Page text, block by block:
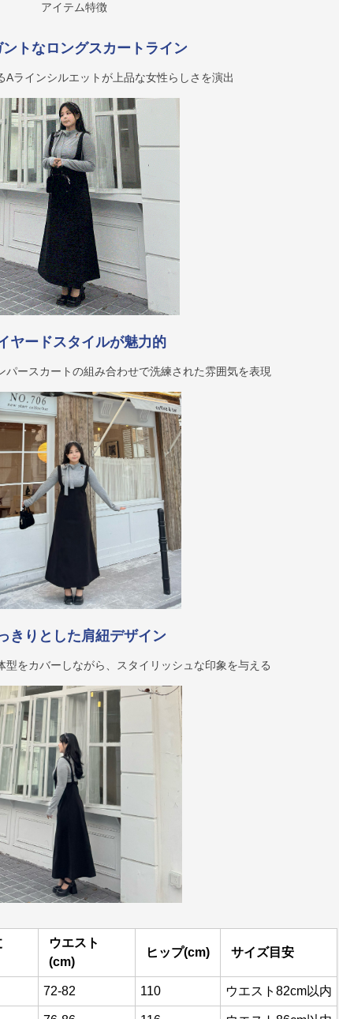
アイテム特徴
ントなロングスカートライン
Aラインシルエットが上品な女性らしさを演出
ヤードスタイルが魅力的
パースカートの組み合わせで洗練された雰囲気を表現
きりとした肩紐デザイン
型をカバーしながら、スタイリッシュな印象を与える
ウエスト
(cm)
ヒップ(cm) サイズ目安
72-82 110 ウエスト82cm以内